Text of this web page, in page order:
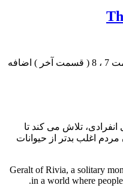
نسخه دوبله پارسی فصل چهارم قسمت 7 ، 8 ( قسمت آخر ) اضافه
تلاش می کند تا
مردم اغلب بدتر از حیوانات
Geralt of Rivia, a solitary
in a world where